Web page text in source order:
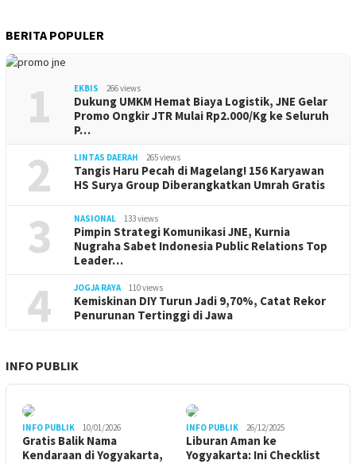
BERITA POPULER
1 EKBIS 266 views
Dukung UMKM Hemat Biaya Logistik, JNE Gelar
Promo Ongkir JTR Mulai Rp2.000/Kg ke Seluruh
P…
2 LINTAS DAERAH 265 views
Tangis Haru Pecah di Magelang! 156 Karyawan
HS Surya Group Diberangkatkan Umrah Gratis
3 NASIONAL 133 views
Pimpin Strategi Komunikasi JNE, Kurnia
Nugraha Sabet Indonesia Public Relations Top
Leader…
4 JOGJA RAYA 110 views
Kemiskinan DIY Turun Jadi 9,70%, Catat Rekor
Penurunan Tertinggi di Jawa
INFO PUBLIK
INFO PUBLIK 10/01/2026
Gratis Balik Nama
Kendaraan di Yogyakarta,
INFO PUBLIK 26/12/2025
Liburan Aman ke
Yogyakarta: Ini Checklist